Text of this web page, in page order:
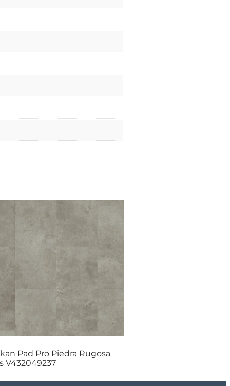
Pad Pro Piedra Rugosa
V432049237